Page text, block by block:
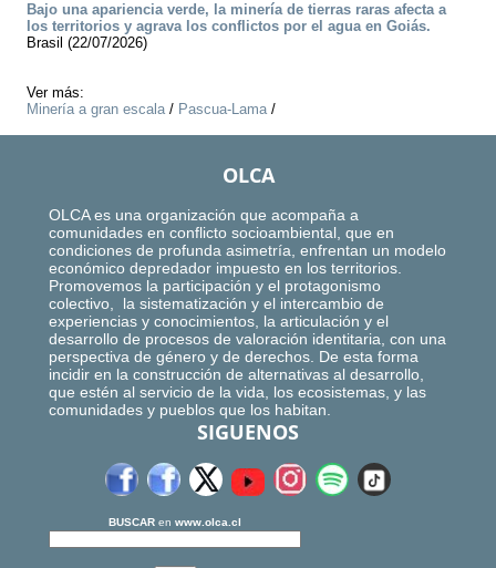
Bajo una apariencia verde, la minería de tierras raras afecta a
los territorios y agrava los conflictos por el agua en Goiás.
Brasil (22/07/2026)
Ver más:
Minería a gran escala/ Pascua-Lama/
OLCA
OLCA es una organización que acompaña a
comunidades en conflicto socioambiental, que en
condiciones de profunda asimetría, enfrentan un modelo
económico depredador impuesto en los territorios.
Promovemos la participación y el protagonismo
colectivo, la sistematización y el intercambio de
experiencias y conocimientos, la articulación y el
desarrollo de procesos de valoración identitaria, con una
perspectiva de género y de derechos. De esta forma
incidir en la construcción de alternativas al desarrollo,
que estén al servicio de la vida, los ecosistemas, y las
comunidades y pueblos que los habitan.
SIGUENOS
BUSCAR en www.olca.cl